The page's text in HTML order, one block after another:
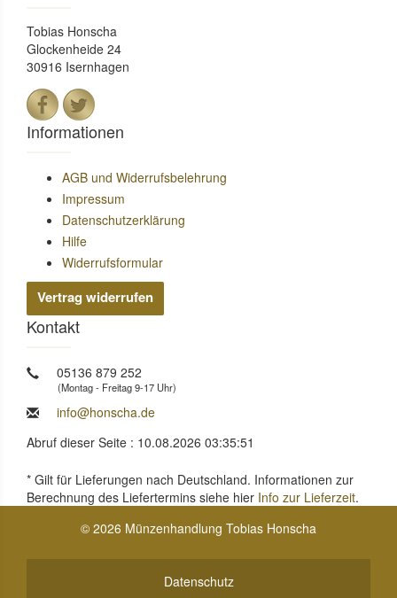
Tobias Honscha
Glockenheide 24
30916 Isernhagen
Informationen
AGB und Widerrufsbelehrung
Impressum
Datenschutzerklärung
Hilfe
Widerrufsformular
Vertrag widerrufen
Kontakt
05136 879 252
(Montag - Freitag 9-17 Uhr)
info@honscha.de
Abruf dieser Seite : 10.08.2026 03:35:51
* Gilt für Lieferungen nach Deutschland. Informationen zur
Berechnung des Liefertermins siehe hier Info zur Lieferzeit.
© 2026 Münzenhandlung Tobias Honscha
Datenschutz